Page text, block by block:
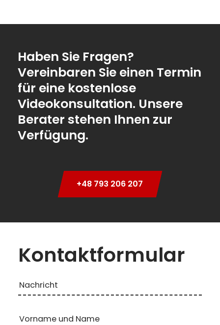
Haben Sie Fragen?
Vereinbaren Sie einen Termin
für eine kostenlose
Videokonsultation. Unsere
Berater stehen Ihnen zur
Verfügung.
+48 793 206 207
Kontaktformular
Nachricht
Vorname und Name